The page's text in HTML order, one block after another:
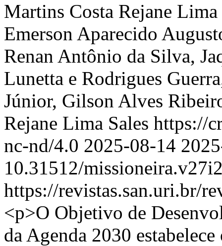
Martins Costa Rejane Lima
Emerson Aparecido
Renan Antônio da Silva,
Lunetta e Rodrigues
Júnior, Gilson Alves
Rejane Lima Sales https://
nc-nd/4.0 2025-08-14
10.31512/
https://revistas.san.uri.br/
<p>O Objetivo de
da Agenda 2030